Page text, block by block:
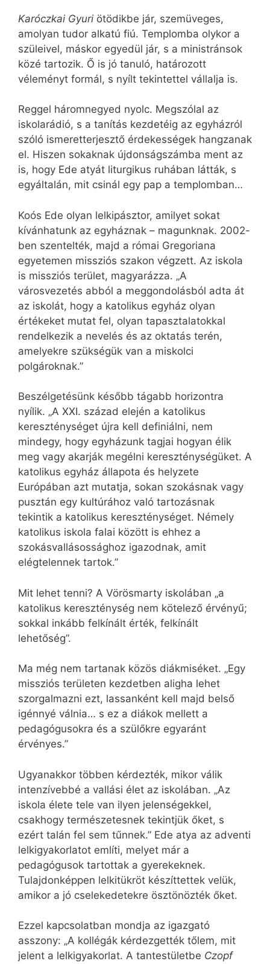
Karóczkai Gyuri ötödikbe jár, szemüveges,
amolyan tudor alkatú fiú. Templomba olykor a
szüleivel, máskor egyedül jár, s a ministránsok
közé tartozik. Ő is jó tanuló, határozott
véleményt formál, s nyílt tekintettel vállalja is.
Reggel háromnegyed nyolc. Megszólal az
iskolarádió, s a tanítás kezdetéig az egyházról
szóló ismeretterjesztő érdekességek hangzanak
el. Hiszen sokaknak újdonságszámba ment az
is, hogy Ede atyát liturgikus ruhában látták, s
egyáltalán, mit csinál egy pap a templomban…
Koós Ede olyan lelkipásztor, amilyet sokat
kívánhatunk az egyháznak – magunknak. 2002-
ben szentelték, majd a római Gregoriana
egyetemen missziós szakon végzett. Az iskola
is missziós terület, magyarázza. „A
városvezetés abból a meggondolásból adta át
az iskolát, hogy a katolikus egyház olyan
értékeket mutat fel, olyan tapasztalatokkal
rendelkezik a nevelés és az oktatás terén,
amelyekre szükségük van a miskolci
polgároknak.”
Beszélgetésünk később tágabb horizontra
nyílik. „A XXI. század elején a katolikus
kereszténységet újra kell definiálni, nem
mindegy, hogy egyházunk tagjai hogyan élik
meg vagy akarják megélni kereszténységüket. A
katolikus egyház állapota és helyzete
Európában azt mutatja, sokan szokásnak vagy
pusztán egy kultúrához való tartozásnak
tekintik a katolikus kereszténységet. Némely
katolikus iskola falai között is ehhez a
szokásvallásossághoz igazodnak, amit
elégtelennek tartok.”
Mit lehet tenni? A Vörösmarty iskolában „a
katolikus kereszténység nem kötelező érvényű;
sokkal inkább felkínált érték, felkínált
lehetőség”.
Ma még nem tartanak közös diákmiséket. „Egy
missziós területen kezdetben aligha lehet
szorgalmazni ezt, lassanként kell majd belső
igénnyé válnia… s ez a diákok mellett a
pedagógusokra és a szülőkre egyaránt
érvényes.”
Ugyanakkor többen kérdezték, mikor válik
intenzívebbé a vallási élet az iskolában. „Az
iskola élete tele van ilyen jelenségekkel,
csakhogy természetesnek tekintjük őket, s
ezért talán fel sem tűnnek.” Ede atya az adventi
lelkigyakorlatot említi, melyet már a
pedagógusok tartottak a gyerekeknek.
Tulajdonképpen lelkitükröt készíttettek velük,
amikor a jó cselekedetekre ösztönözték őket.
Ezzel kapcsolatban mondja az igazgató
asszony: „A kollégák kérdezgették tőlem, mit
jelent a lelkigyakorlat. A tantestületbe Czopf